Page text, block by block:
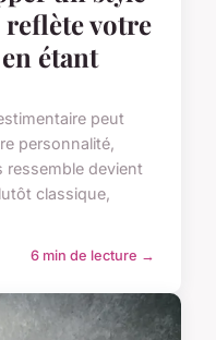
votre
étant
peut
personnalité,
devient
classique,
6 min de lecture →